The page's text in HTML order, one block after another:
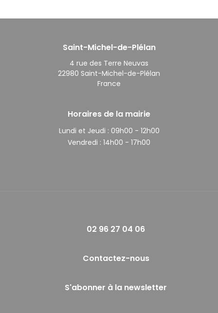
Saint-Michel-de-Plélan
4 rue des Terre Neuvas
22980 Saint-Michel-de-Plélan
France
Horaires de la mairie
Lundi et Jeudi : 09h00 - 12h00
Vendredi : 14h00 - 17h00
02 96 27 04 06
Contactez-nous
S'abonner à la newsletter